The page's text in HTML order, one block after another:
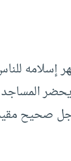
إسلامه
صحيح مقيم